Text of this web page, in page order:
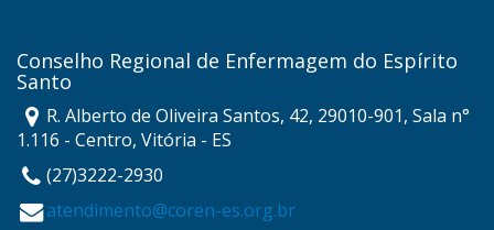
Conselho Regional de Enfermagem do Espírito
Santo
R. Alberto de Oliveira Santos, 42, 29010-901, Sala n°
1.116 - Centro, Vitória - ES
(27)3222-2930
atendimento@coren-es.org.br